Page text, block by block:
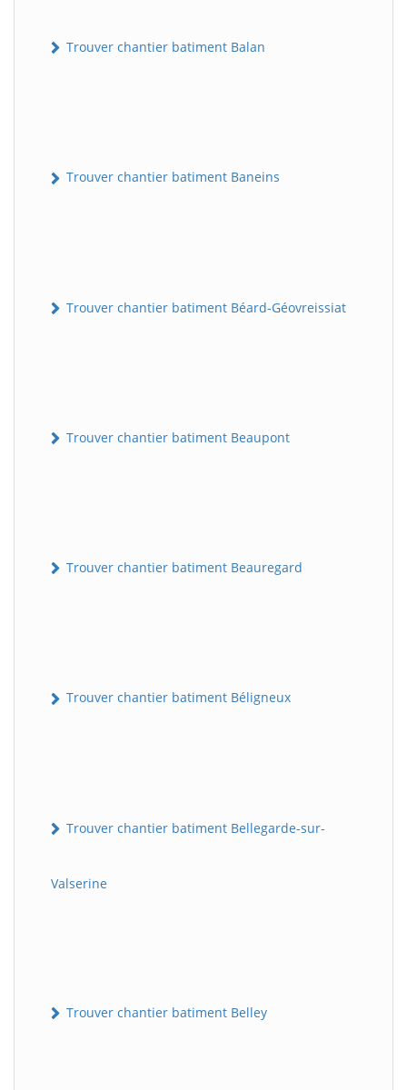
Trouver chantier batiment Balan
Trouver chantier batiment Baneins
Trouver chantier batiment Béard-Géovreissiat
Trouver chantier batiment Beaupont
Trouver chantier batiment Beauregard
Trouver chantier batiment Béligneux
Trouver chantier batiment Bellegarde-sur-
Valserine
Trouver chantier batiment Belley